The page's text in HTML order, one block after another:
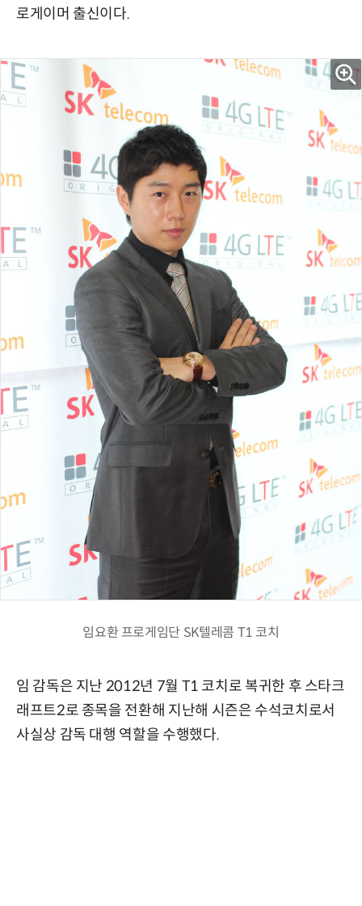
로게이머 출신이다.
임요환 프로게임단 SK텔레콤 T1 코치
임 감독은 지난 2012년 7월 T1 코치로 복귀한 후 스타크
래프트2로 종목을 전환해 지난해 시즌은 수석코치로서
사실상 감독 대행 역할을 수행했다.